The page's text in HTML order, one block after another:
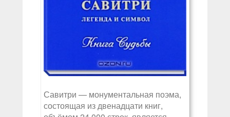
Савитри — монументальная поэма,
состоящая из двенадцати книг,